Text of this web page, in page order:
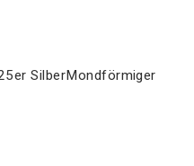
SilberMondförmiger